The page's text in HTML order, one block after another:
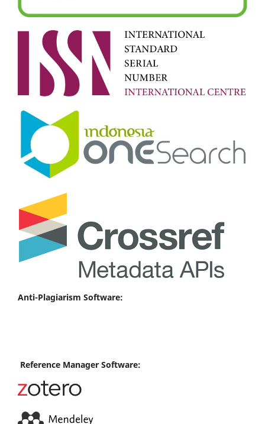
Anti-Plagiarism Software:
Reference Manager Software: